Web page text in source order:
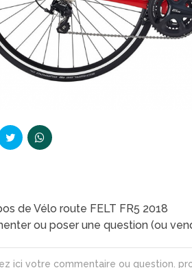
de Vélo route FELT FR5 2018
ou poser une question (ou